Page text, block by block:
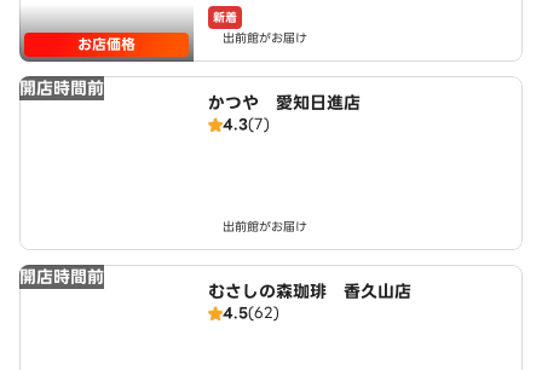
お店価格
新着
出前館がお届け
開店時間前
かつや 愛知日進店
4.3(7)
出前館がお届け
開店時間前
むさしの森珈琲 香久山店
4.5(62)